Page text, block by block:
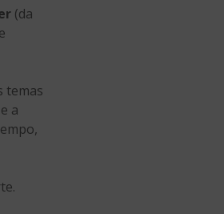
(da
temas
a